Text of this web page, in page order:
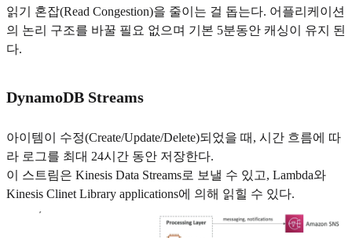
읽기 혼잡(Read Congestion)을 줄이는 걸 돕는다. 어플리케이션
의 논리 구조를 바꿀 필요 없으며 기본 5분동안 캐싱이 유지 된
다.
DynamoDB Streams
아이템이 수정(Create/Update/Delete)되었을 때, 시간 흐름에 따
라 로그를 최대 24시간 동안 저장한다.
이 스트림은 Kinesis Data Streams로 보낼 수 있고, Lambda와
Kinesis Clinet Library applications에 의해 읽힐 수 있다.